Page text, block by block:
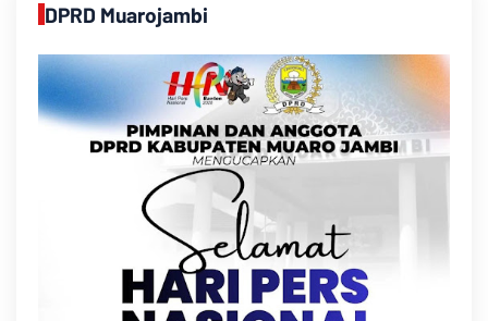
DPRD Muarojambi